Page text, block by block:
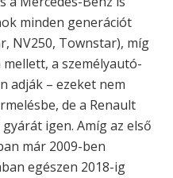
minden generációt
NV250, Townstar), míg
a személyautó-
adják – ezeket nem
de a Renault
igen. Amíg az első
már 2009-ben
egészen 2018-ig